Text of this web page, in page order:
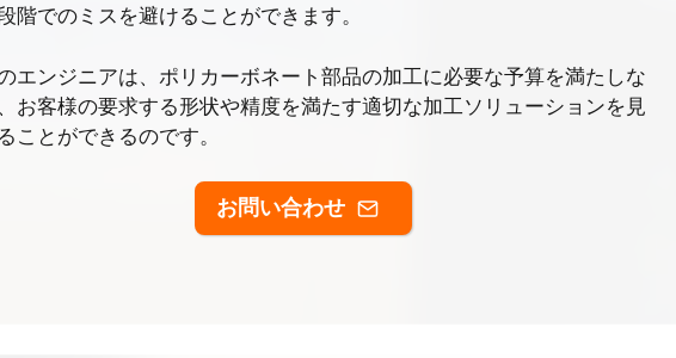
階でのミスを避けることができます。
エンジニアは、ポリカーボネート部品の加工に必要な予算を満たしな
お客様の要求する形状や精度を満たす適切な加工ソリューションを見
ことができるのです。
お問い合わせ